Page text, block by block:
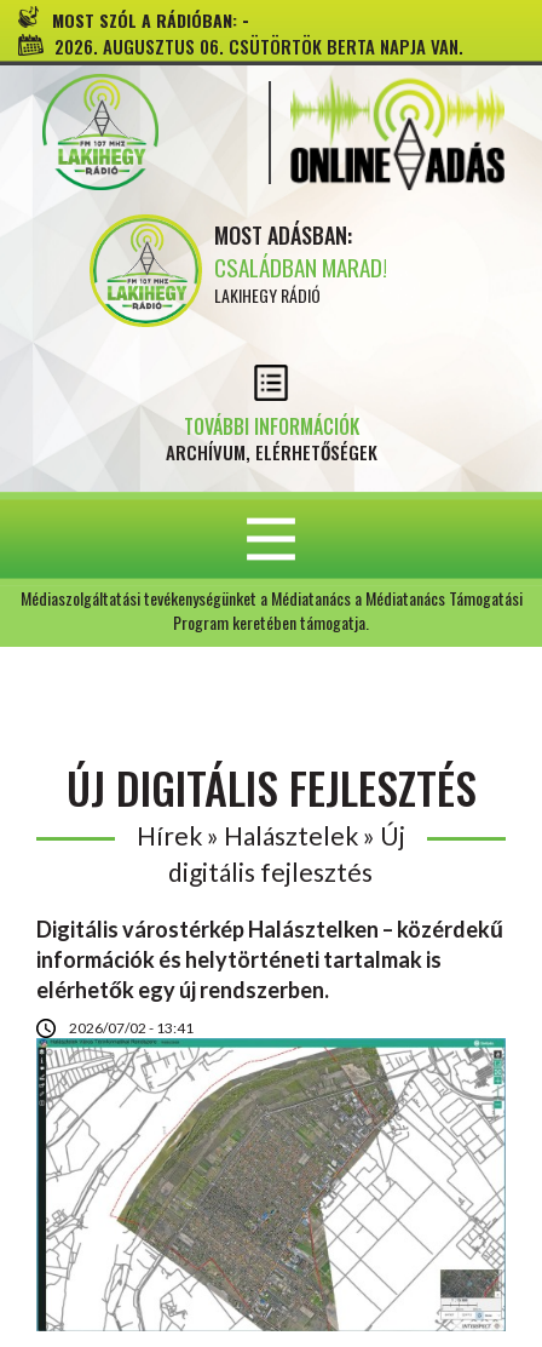
MOST SZÓL A RÁDIÓBAN: -
2026. AUGUSZTUS 06. CSÜTÖRTÖK BERTA NAPJA VAN.
MOST ADÁSBAN:
CSALÁDBAN MARAD!
LAKIHEGY RÁDIÓ
TOVÁBBI INFORMÁCIÓK
ARCHÍVUM, ELÉRHETŐSÉGEK
Médiaszolgáltatási tevékenységünket a Médiatanács a Médiatanács Támogatási
Program keretében támogatja.
ÚJ DIGITÁLIS FEJLESZTÉS
Hírek » Halásztelek » Új
digitális fejlesztés
Digitális várostérkép Halásztelken – közérdekű
információk és helytörténeti tartalmak is
elérhetők egy új rendszerben.
2026/07/02 - 13:41